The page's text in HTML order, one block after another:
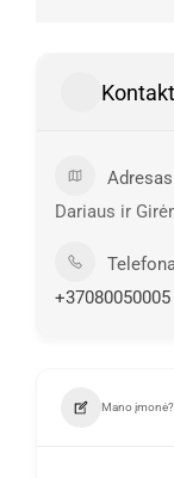
Adresas
Dariaus ir
+37080050005
Mano įmonė?